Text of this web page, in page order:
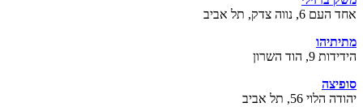
אחד העם 6, נווה צדק, תל אביב
מתיתיהו
הידידות 9, הוד השרון
סופיצה
יהודה הלוי 56, תל אביב